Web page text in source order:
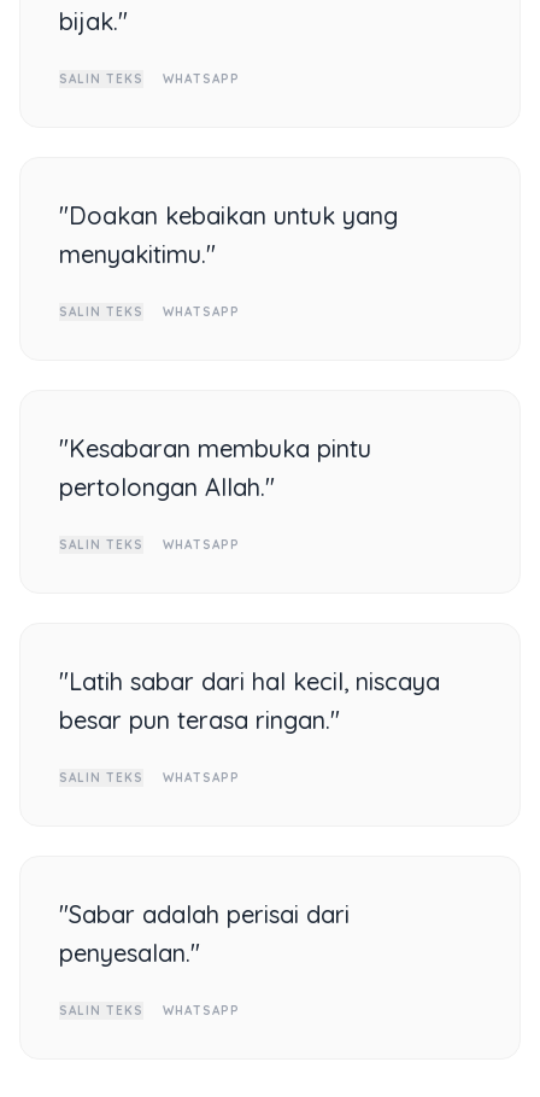
bijak."
SALIN TEKS WHATSAPP
"Doakan kebaikan untuk yang
menyakitimu."
SALIN TEKS WHATSAPP
"Kesabaran membuka pintu
pertolongan Allah."
SALIN TEKS WHATSAPP
"Latih sabar dari hal kecil, niscaya
besar pun terasa ringan."
SALIN TEKS WHATSAPP
"Sabar adalah perisai dari
penyesalan."
SALIN TEKS WHATSAPP